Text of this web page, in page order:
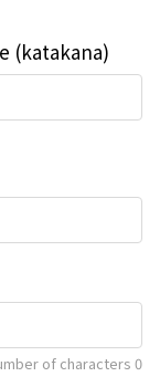
(katakana)
of characters 0